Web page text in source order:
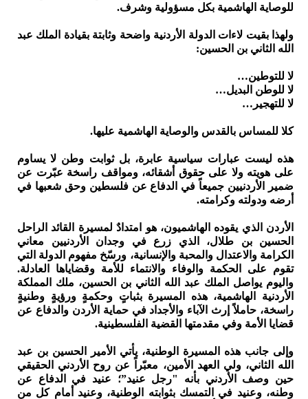
للوصاية الهاشمية بكل مسؤولية وشرف.
ولهذا بقيت لاءات الدولة الأردنية واضحة وثابتة بقيادة الملك عبد
الله الثاني بن الحسين:
لا للتوطين…
لا للوطن البديل…
لا للتهجير…
كلا للمساس بالقدس والوصاية الهاشمية عليها.
هذه ليست عبارات سياسية عابرة، بل ثوابت وطن لا يساوم
على هويته ولا على حقوق أشقائه، ومواقف راسخة عبّرت عن
ضمير الأردنيين جميعاً في الدفاع عن فلسطين وحق شعبها في
أرضه ودولته وكرامته.
الأردن الذي يقوده الهاشميون، هو امتدادٌ لمسيرة القائد الراحل
الحسين بن طلال، الذي زرع في وجدان الأردنيين معاني
الكرامة والاعتدال والمحبة والإنسانية، ورسّخ مفهوم الدولة التي
تقوم على الحكمة والوفاء والانتماء للأمة وقضاياها العادلة.
واليوم يواصل الملك عبد الله الثاني بن الحسين، ملك المملكة
الأردنية الهاشمية، هذه المسيرة بثباتٍ وحكمةٍ ورؤيةٍ وطنيةٍ
راسخة، حاملاً إرث الآباء والأجداد في حماية الأردن والدفاع عن
قضايا الأمة وفي مقدمتها القضية الفلسطينية.
وإلى جانب هذه المسيرة الوطنية، يأتي الأمير الحسين بن عبد
الله الثاني، ولي العهد الأمين، معبّراً عن روح الأردني الحقيقي
حين وصف الأردني بأنه "رجل عنيد”؛ عنيد في الدفاع عن
وطنه، وعنيد في التمسك بثوابته الوطنية، وعنيد أمام كل من